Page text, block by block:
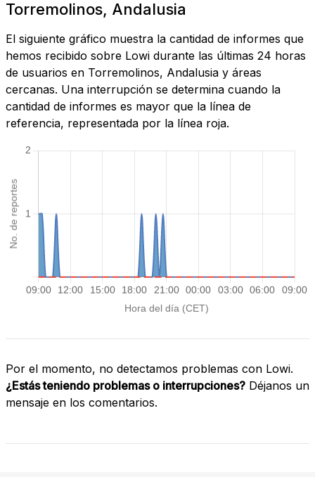
Torremolinos, Andalusia
El siguiente gráfico muestra la cantidad de informes que
hemos recibido sobre Lowi durante las últimas 24 horas
de usuarios en Torremolinos, Andalusia y áreas
cercanas. Una interrupción se determina cuando la
cantidad de informes es mayor que la línea de
referencia, representada por la línea roja.
Por el momento, no detectamos problemas con Lowi.
¿Estás teniendo problemas o interrupciones? Déjanos un
mensaje en los comentarios.